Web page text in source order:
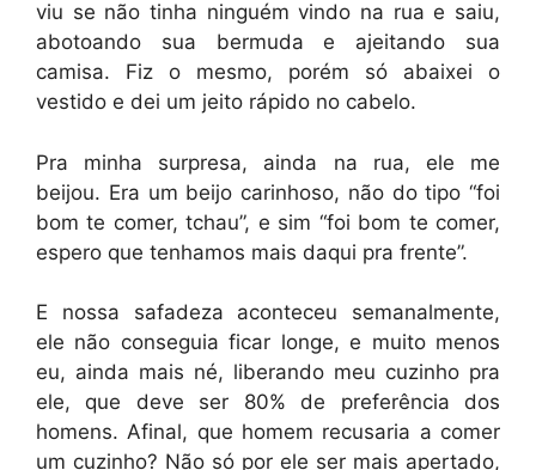
viu se não tinha ninguém vindo na rua e saiu,
abotoando sua bermuda e ajeitando sua
camisa. Fiz o mesmo, porém só abaixei o
vestido e dei um jeito rápido no cabelo.
Pra minha surpresa, ainda na rua, ele me
beijou. Era um beijo carinhoso, não do tipo “foi
bom te comer, tchau”, e sim “foi bom te comer,
espero que tenhamos mais daqui pra frente”.
E nossa safadeza aconteceu semanalmente,
ele não conseguia ficar longe, e muito menos
eu, ainda mais né, liberando meu cuzinho pra
ele, que deve ser 80% de preferência dos
homens. Afinal, que homem recusaria a comer
um cuzinho? Não só por ele ser mais apertado,